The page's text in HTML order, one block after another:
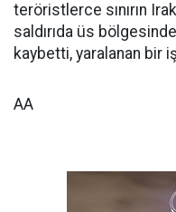
teröristlerce sınırın
saldırıda üs
kaybetti, yaralanan bir
AA